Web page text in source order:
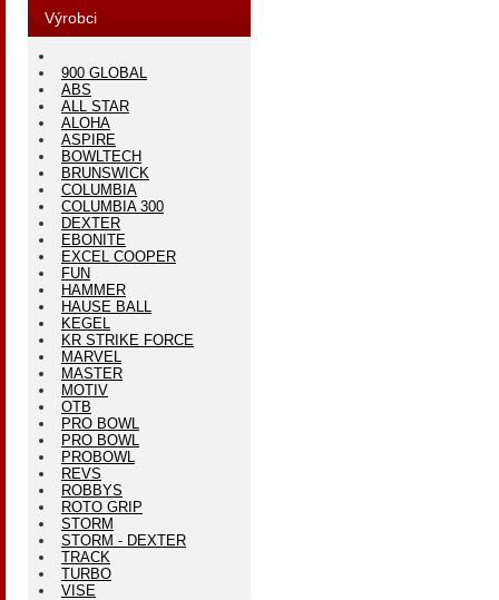
Výrobci
900 GLOBAL
ABS
ALL STAR
ALOHA
ASPIRE
BOWLTECH
BRUNSWICK
COLUMBIA
COLUMBIA 300
DEXTER
EBONITE
EXCEL COOPER
FUN
HAMMER
HAUSE BALL
KEGEL
KR STRIKE FORCE
MARVEL
MASTER
MOTIV
OTB
PRO BOWL
PRO BOWL
PROBOWL
REVS
ROBBYS
ROTO GRIP
STORM
STORM - DEXTER
TRACK
TURBO
VISE